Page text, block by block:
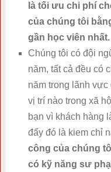
là tối ưu chi phí
của chúng tôi
gần học viên nhất.
Chúng tôi có đội
năm, tất cả đều có
năm trong lãnh
vị trí nào trong xã
bạn vì khách hàng
đấy đó là kiem chỉ
công của chúng
có kỹ năng sư